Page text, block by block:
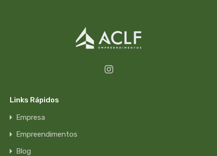
Links Rápidos
Empresa
Empreendimentos
Blog